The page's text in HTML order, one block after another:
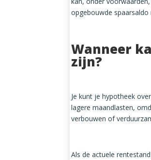
opgebouwde spaarsaldo
Wanneer
zijn?
Je kunt je hypotheek
lagere maandlasten,
verbouwen of
Als de actuele rentestand